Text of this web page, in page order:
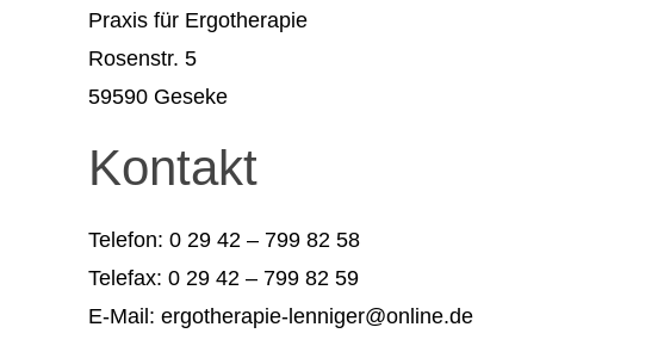
Praxis für Ergotherapie
Rosenstr. 5
59590 Geseke
Kontakt
Telefon: 0 29 42 – 799 82 58
Telefax: 0 29 42 – 799 82 59
E-Mail: ergotherapie-lenniger@online.de